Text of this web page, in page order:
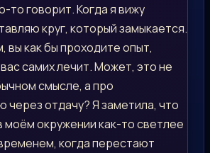
то говорит. Когда я вижу
круг, который замыкается.
вы как бы проходите опыт,
самих лечит. Может, это не
смысле, а про
отдачу? Я заметила, что
окружении как-то светлее
когда перестают